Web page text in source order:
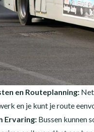
en Routeplanning:
en je kunt je route
Ervaring: Bussen kunnen